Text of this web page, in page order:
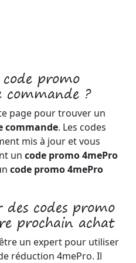
promo
?
page pour trouver un
commande. Les codes
mis à jour et vous
un code promo 4mePro
code promo 4mePro
codes promo
prochain achat
un expert pour utiliser
réduction 4mePro. Il